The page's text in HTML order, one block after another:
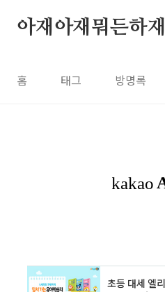
아재아재뭐든하재
홈 태그 방명록